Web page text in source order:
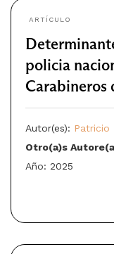
ARTÍCULO
policia
Carabineros
Autor(es): Patricio
Otro(a)s
Año: 2025